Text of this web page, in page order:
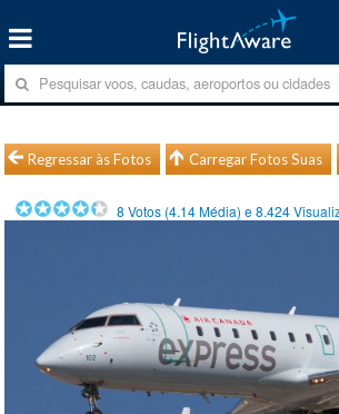
Regressar às Fotos Carregar Fotos Suas
8 Votos (4.14Média) e8.424